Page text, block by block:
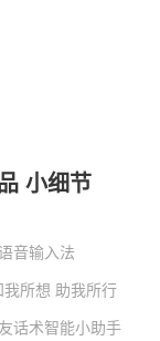
小细节
音输入法
我所想 助我所行
话术智能小助手